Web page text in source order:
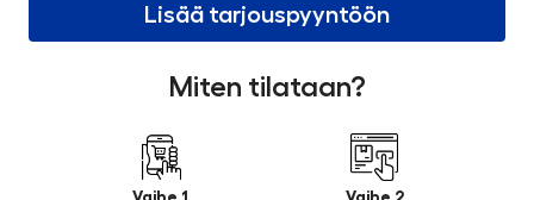
Lisää tarjouspyyntöön
Miten tilataan?
Vaihe 1 Vaihe 2